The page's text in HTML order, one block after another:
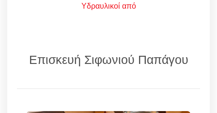
Υδραυλικοί από
Επισκευή Σιφωνιού Παπάγου